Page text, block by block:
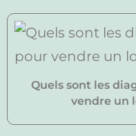
Quels sont les
vendre un